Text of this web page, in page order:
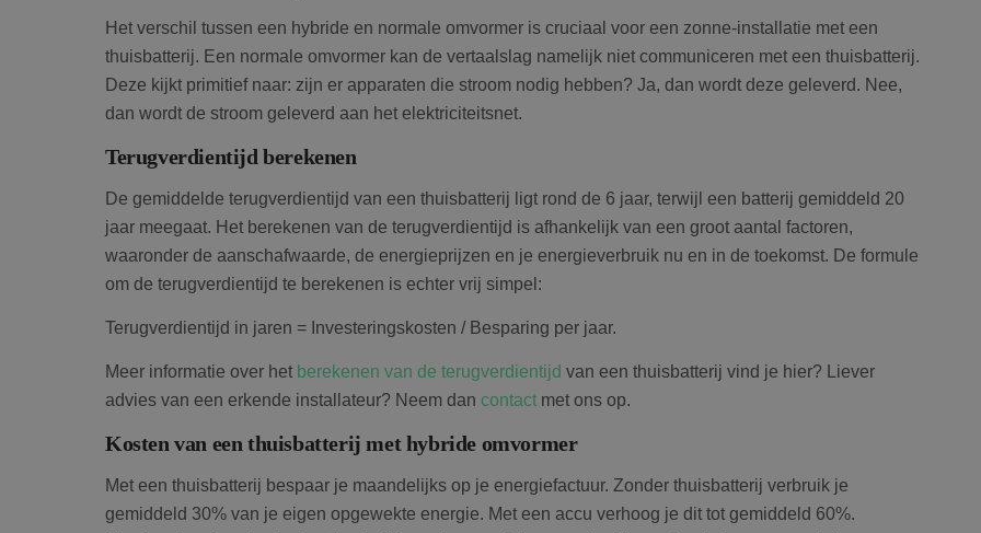
Het verschil tussen een hybride en normale omvormer is cruciaal voor een zonne-installatie met een
thuisbatterij. Een normale omvormer kan de vertaalslag namelijk niet communiceren met een thuisbatterij.
Deze kijkt primitief naar: zijn er apparaten die stroom nodig hebben? Ja, dan wordt deze geleverd. Nee,
dan wordt de stroom geleverd aan het elektriciteitsnet.
Terugverdientijd berekenen
De gemiddelde terugverdientijd van een thuisbatterij ligt rond de 6 jaar, terwijl een batterij gemiddeld 20
jaar meegaat. Het berekenen van de terugverdientijd is afhankelijk van een groot aantal factoren,
waaronder de aanschafwaarde, de energieprijzen en je energieverbruik nu en in de toekomst. De formule
om de terugverdientijd te berekenen is echter vrij simpel:
Terugverdientijd in jaren = Investeringskosten / Besparing per jaar.
Meer informatie over het berekenen van de terugverdientijd van een thuisbatterij vind je hier? Liever
advies van een erkende installateur? Neem dan contact met ons op.
Kosten van een thuisbatterij met hybride omvormer
Met een thuisbatterij bespaar je maandelijks op je energiefactuur. Zonder thuisbatterij verbruik je
gemiddeld 30% van je eigen opgewekte energie. Met een accu verhoog je dit tot gemiddeld 60%.
Domein
Omschrijving
wp-
wpml_current_language
OnTheGoSystems
Ltd.
bolk.energy
Sessie
Slaat de huidige taal op. Standaard
ingesteld voor ingelogde gebruikers. Als
inschakelt om AJAX-filtering te
Google Privacy Policy